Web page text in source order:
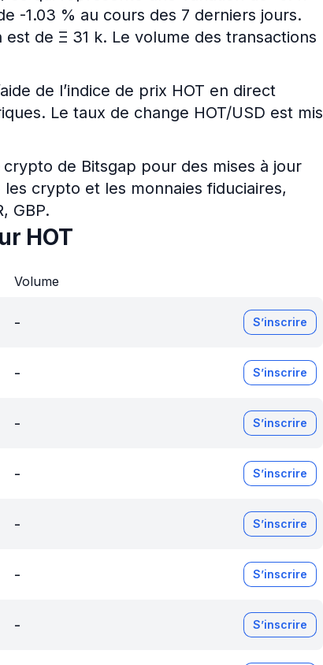
-1.03 % au cours des 7 derniers jours.
est de Ξ 31 k. Le volume des transactions
de l’indice de prix HOT en direct
Le taux de change HOT/USD est mis
de Bitsgap pour des mises à jour
crypto et les monnaies fiduciaires,
GBP.
HOT
Volume
- S’inscrire
- S’inscrire
- S’inscrire
- S’inscrire
- S’inscrire
- S’inscrire
- S’inscrire